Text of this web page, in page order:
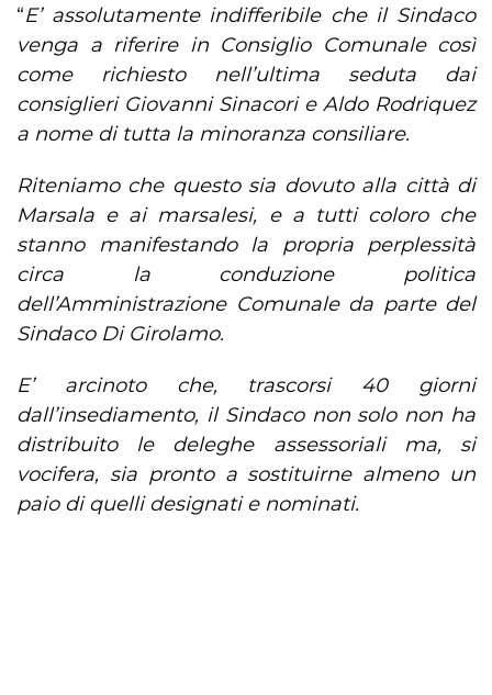
“E’ assolutamente indifferibile che il Sindaco
venga a riferire in Consiglio Comunale così
come richiesto nell’ultima seduta dai
consiglieri Giovanni Sinacori e Aldo Rodriquez
a nome di tutta la minoranza consiliare.
Riteniamo che questo sia dovuto alla città di
Marsala e ai marsalesi, e a tutti coloro che
stanno manifestando la propria perplessità
circa la conduzione politica
dell’Amministrazione Comunale da parte del
Sindaco Di Girolamo.
E’ arcinoto che, trascorsi 40 giorni
dall’insediamento, il Sindaco non solo non ha
distribuito le deleghe assessoriali ma, si
vocifera, sia pronto a sostituirne almeno un
paio di quelli designati e nominati.